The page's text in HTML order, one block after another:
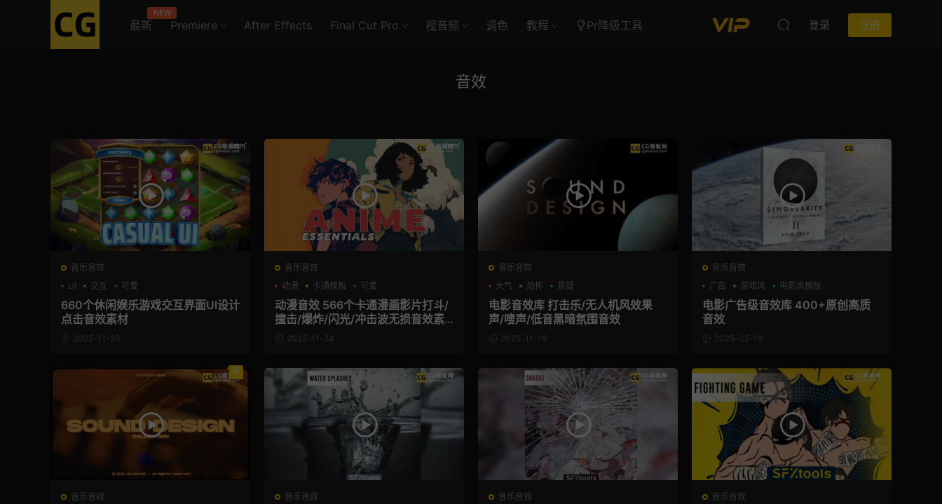
最新
NEW
Premiere After Effects Final Cut Pro 视音频 调色 教程 Pr降级工具 登录 注册
音效
音乐音效
UI
交互 可爱
660个休闲娱乐游戏交互界面UI设计
点击音效素材
2025-11-29
音乐音效
动漫
卡通模板 可爱
动漫音效 566个卡通漫画影片打斗/
撞击/爆炸/闪光/冲击波无损音效素
材 2025-11-24
音乐音效
大气
恐怖 悬疑
电影音效库 打击乐/无人机风效果
声/嗖声/低音黑暗氛围音效
2025-11-18
音乐音效
广告
游戏风 电影风模板
电影广告级音效库 400+原创高质
音效
2025-05-19
音乐音效
荐
音乐音效
音乐音效
音乐音效